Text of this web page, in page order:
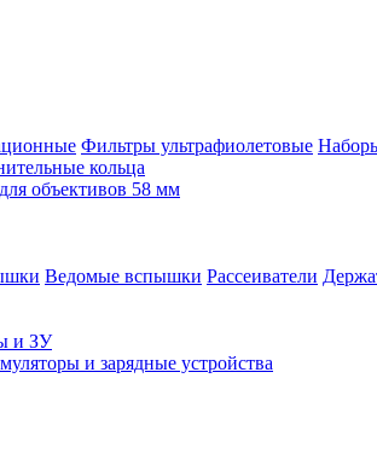
Фильтры ультрафиолетовые
кольца
объективов 58 мм
Ведомые вспышки Рассеиватели
и ЗУ
и зарядные устройства